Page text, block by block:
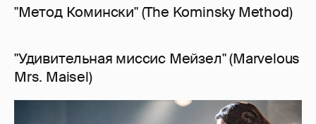
"Метод Комински" (The Kominsky Method)
"Удивительная миссис Мейзел" (Marvelous
Mrs. Maisel)